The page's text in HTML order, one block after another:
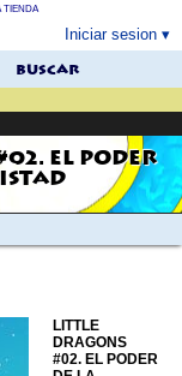
TIENDA
Iniciar sesion
buscar
EL PODER
LITTLE
DRAGONS
#02. EL PODER